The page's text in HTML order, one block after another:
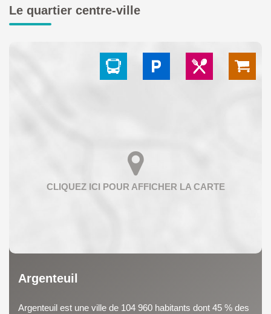
Le quartier centre-ville
Argenteuil
Argenteuil est une ville de 104 960 habitants dont 45 % des